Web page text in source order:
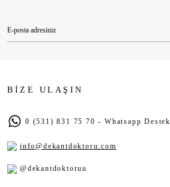
BİZE ULAŞIN
0 (531) 831 75 70 - Whatsapp
info@dekantdoktoru.com
@dekantdoktoruu